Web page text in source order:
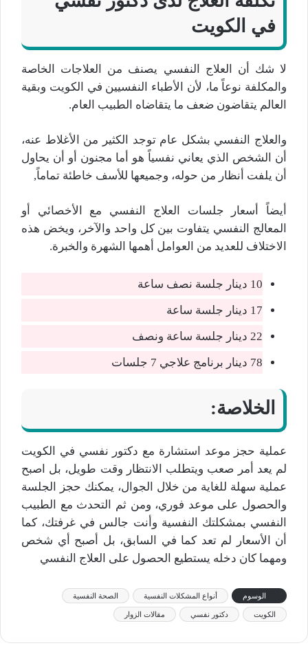
في الكويت
لا شك أن العلاج النفسي يصنف من العلاجات الخاصة
والمكلفة نوعاً ما، لأن الأطباء النفسيين في الكويت وبقية
العالم يتقاضون ضعف ما يتقاضاه الطبيب العام.
والعلاج النفسي بشكل عام توجد الكثير من الأغلاط عنه،
أن الشخص الذي يعاني نفسياً هو أما مجنون أو أن يحاول
أن يلفت أنظار من حوله، وجميعها للأسف خاطئة تماماً,
أيضاً أسعار جلسات العلاج النفسي مع الأخصائي أو
المعالج النفسي يتفاوت بين كل واحد والآخر، ويخض هذه
الاختلاف للعديد من العوامل أهمها الشهرة والخبرة.
10 دينار جلسة نصف ساعة
17 دينار جلسة ساعة
22 دينار جلسة ساعة ونصف
78 دينار برنامج علاجي 7 جلسات
الخلاصة:
عملية حجز موعد استشارة مع دكتور نفسي في الكويت
لم يعد أمر صعب ويتطلب الانتظار وقت طويل، بل اصبح
عملية سهلة للغاية من خلال الجوال، يمكنك حجز الجلسة
والحصول على موعد فوري، ومن ثم التحدث مع الطبيب
النفسي بمشكلتك النفسية وأنت جالس في غرفتك، كما
أن الأسعار لم تعد كما في السابق، بل أصبح أي شخص
ومهما كان دخله يستطيع الحصول على العلاج النفسي
الوسوم أنواع المشكلات النفسية الصحة النفسية
الكويت دكتور نفسي مقالات الزوار